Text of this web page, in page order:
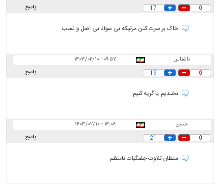
پاسخ
0
17
خاک بر سرت کنن مرتیکه بی سواد بی اصل و نسب
ناشناس |
|
۰۹:۵۷ - ۱۴۰۳/۰۲/۱۰
پاسخ
0
19
بخندیم یا گریه کنیم
حسن |
|
۱۴:۰۶ - ۱۴۰۳/۰۲/۱۰
پاسخ
0
21
سلطان تلاوت جفنگیات نامنظم